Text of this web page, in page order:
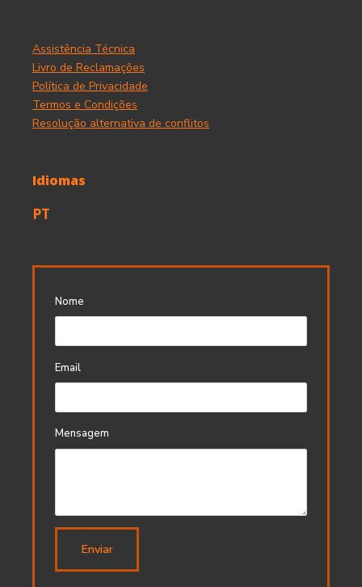
Assistência Técnica
Livro de Reclamações
Política de Privacidade
Termos e Condições
Resolução alternativa de conflitos
Idiomas
PT
Nome
Email
Mensagem
Enviar